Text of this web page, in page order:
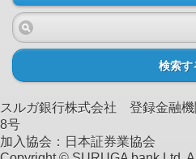
検索す
スルガ銀行株式会社 登録金融
8号
加入協会：日本証券業協会